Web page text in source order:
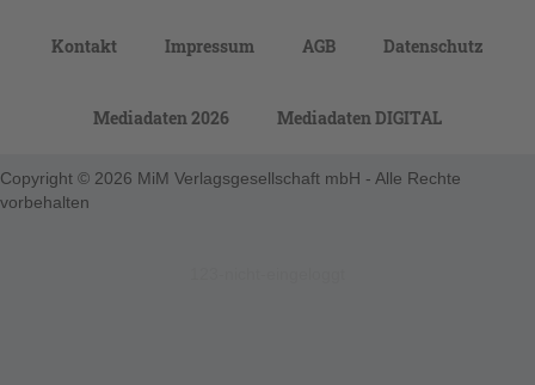
Kontakt Impressum AGB Datenschutz
Mediadaten 2026 Mediadaten DIGITAL
Copyright © 2026 MiM Verlagsgesellschaft mbH - Alle Rechte
vorbehalten